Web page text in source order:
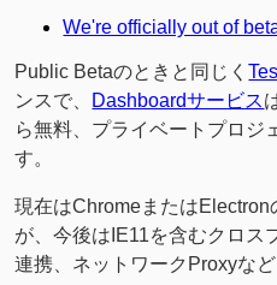
We're officially out of
Public Betaのときと同じく
ンスで、 Dashboardサービス
ら無料、プライベートプロジ
す。
現在はChromeまたは
が、今後はIE11を含むクロス
連携、ネットワークProxyな